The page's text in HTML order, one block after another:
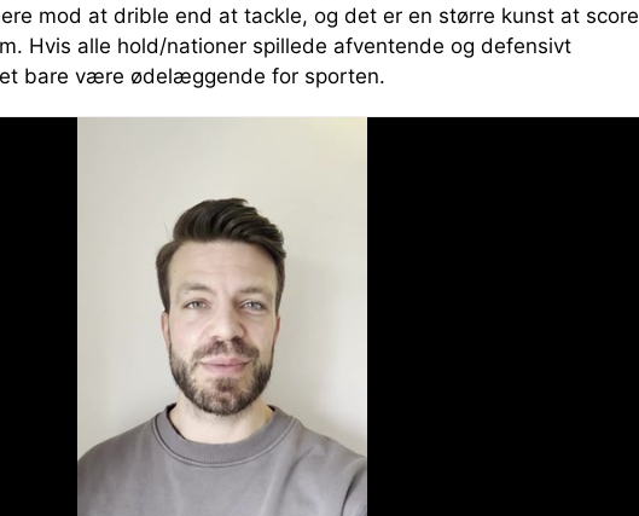
mod at drible end at tackle, og det er en større kunst at score
Hvis alle hold/nationer spillede afventende og defensivt
bare være ødelæggende for sporten.